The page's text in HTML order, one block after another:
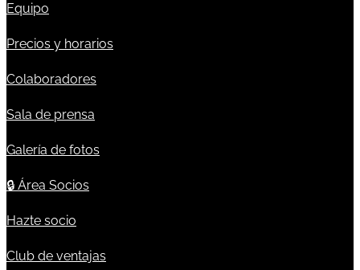
Equipo
Precios y horarios
Colaboradores
Sala de prensa
Galería de fotos
🔒 Área Socios
Hazte socio
Club de ventajas